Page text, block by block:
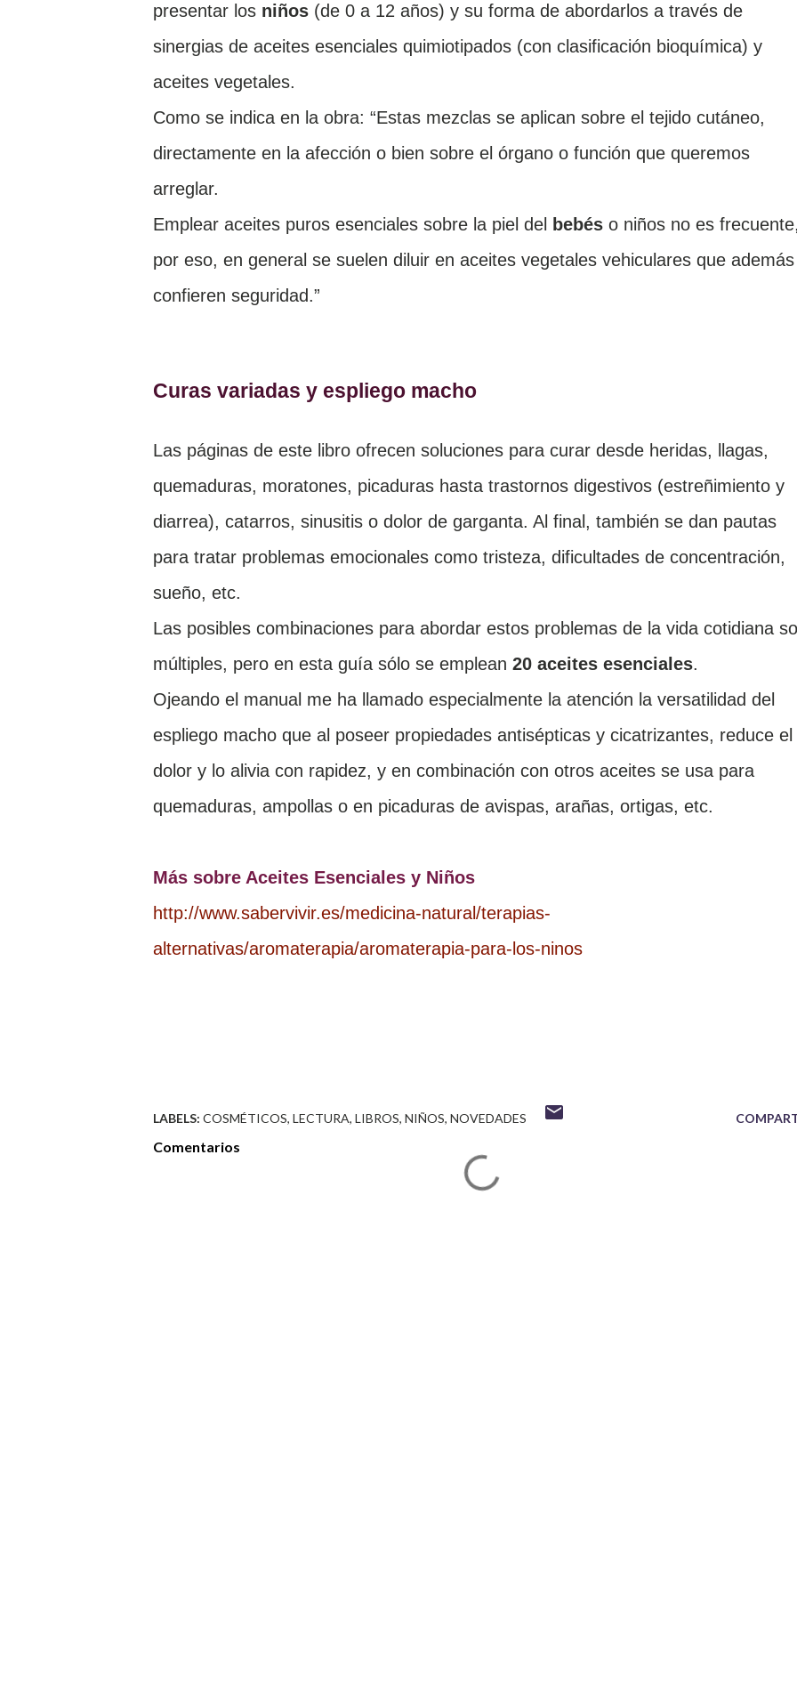
presentar los niños (de 0 a 12 años) y su forma de abordarlos a través de
sinergias de aceites esenciales quimiotipados (con clasificación bioquímica) y
aceites vegetales.
Como se indica en la obra: “Estas mezclas se aplican sobre el tejido cutáneo,
directamente en la afección o bien sobre el órgano o función que queremos
arreglar.
Emplear aceites puros esenciales sobre la piel del
bebés o niños no es
por eso, en general se suelen diluir en aceites vegetales vehiculares que además
confieren seguridad.”
Curas variadas y espliego macho
Las páginas de este libro ofrecen soluciones para curar desde heridas, llagas,
quemaduras, moratones, picaduras hasta trastornos digestivos (estreñimiento y
diarrea), catarros, sinusitis o dolor de garganta. Al final, también se dan pautas
para tratar problemas emocionales como tristeza, dificultades de concentración,
sueño, etc.
Las posibles combinaciones para abordar estos problemas de la vida cotidiana
múltiples, pero en esta guía sólo se emplean 20 aceites esenciales.
Ojeando el manual me ha llamado especialmente la atención la versatilidad del
espliego macho que al poseer propiedades antisépticas y cicatrizantes, reduce el
dolor y lo alivia con rapidez, y en combinación con otros aceites se usa para
quemaduras, ampollas o en picaduras de avispas, arañas, ortigas, etc.
Más sobre Aceites Esenciales y Niños
http://www.sabervivir.es/medicina-natural/terapias-
alternativas/aromaterapia/aromaterapia-para-los-ninos
LABELS: COSMÉTICOS LECTURA LIBROS NIÑOS NOVEDADES
Comentarios